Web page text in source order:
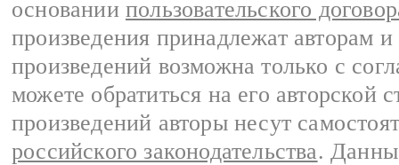
основании пользовательского
произведения принадлежат авторам
произведений возможна только с
можете обратиться на его авторской
произведений авторы несут
российского законодательства.